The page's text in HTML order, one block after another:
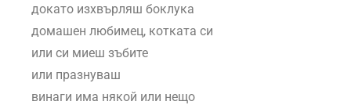
докато изхвърляш боклука
домашен любимец, котката си
или си миеш зъбите
или празнуваш
винаги има някой или нещо